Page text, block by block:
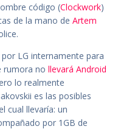
código (Clockwork)
de la mano de Artem
LG internamente para
rumora no llevará Android
lo realmente
es las posibles
cual llevaría: un
por 1GB de